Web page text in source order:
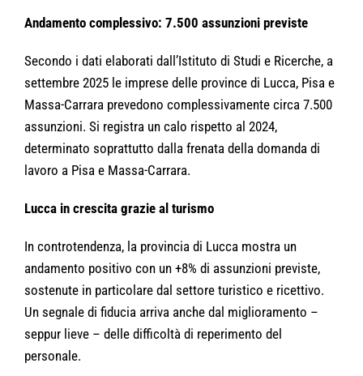
Andamento complessivo: 7.500 assunzioni previste
Secondo i dati elaborati dall’Istituto di Studi e Ricerche, a
settembre 2025 le imprese delle province di Lucca, Pisa e
Massa-Carrara prevedono complessivamente circa 7.500
assunzioni. Si registra un calo rispetto al 2024,
determinato soprattutto dalla frenata della domanda di
lavoro a Pisa e Massa-Carrara.
Lucca in crescita grazie al turismo
In controtendenza, la provincia di Lucca mostra un
andamento positivo con un +8% di assunzioni previste,
sostenute in particolare dal settore turistico e ricettivo.
Un segnale di fiducia arriva anche dal miglioramento –
seppur lieve – delle difficoltà di reperimento del
personale.